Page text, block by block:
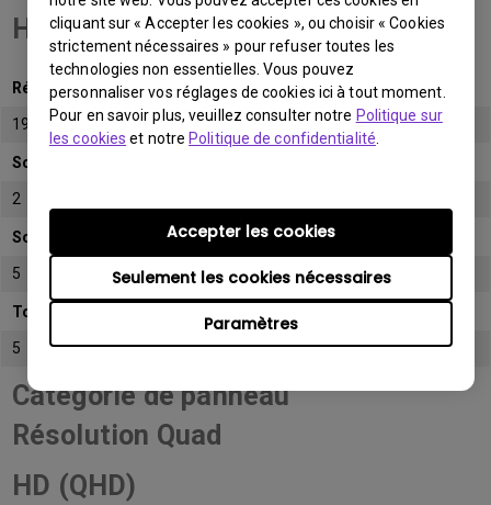
cliquant sur « Accepter les cookies », ou choisir « Cookies
strictement nécessaires » pour refuser toutes les
technologies non essentielles. Vous pouvez
personnaliser vos réglages de cookies ici à tout moment.
Pour en savoir plus, veuillez consulter notre Politique sur
les cookies et notrePolitique de confidentialité
Paramètres
Seulement les cookies nécessaires
Accepter les cookies
HD (FHD)
Résolution native
1920x1080 (1080p)
Sous-pixel lumineux
2
Sous-pixel sombre
5
Total de sous-pixels admissibles
5
Catégorie de panneau
Résolution Quad
HD (QHD)